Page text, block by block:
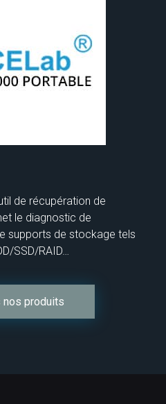
de récupération de
le diagnostic de
supports de stockage tels
SSD/RAID…
nos produits